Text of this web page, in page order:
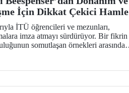
İçin Dikkat Çekici Hamle
İTÜ öğrencileri ve mezunları,
imza atmayı sürdürüyor. Bir fikrin
somutlaşan örnekleri arasında
girişimi, Avrupa pazarına uzanma
makineleri üretiyor.